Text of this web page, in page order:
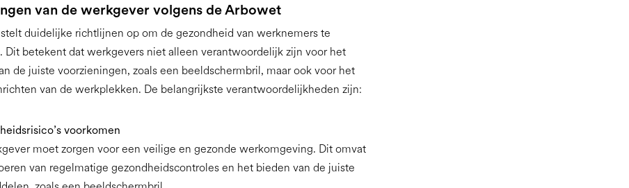
van de werkgever volgens de Arbowet
duidelijke richtlijnen op om de gezondheid van werknemers te
Dit betekent dat werkgevers niet alleen verantwoordelijk zijn voor het
de juiste voorzieningen, zoals een beeldschermbril, maar ook voor het
van de werkplekken. De belangrijkste verantwoordelijkheden zijn:
voorkomen
moet zorgen voor een veilige en gezonde werkomgeving. Dit omvat
van regelmatige gezondheidscontroles en het bieden van de juiste